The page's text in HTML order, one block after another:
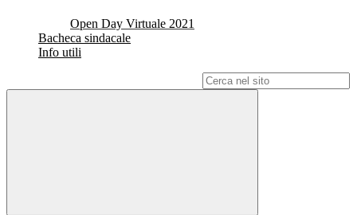
Open Day Virtuale 2021
Bacheca sindacale
Info utili